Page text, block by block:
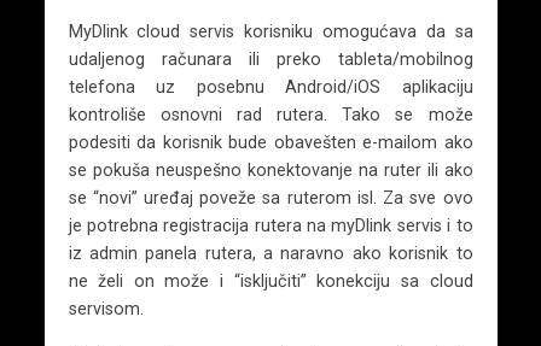
MyDlink cloud servis korisniku omogućava da sa
udaljenog računara ili preko tableta/mobilnog
telefona uz posebnu Android/iOS aplikaciju
kontroliše osnovni rad rutera. Tako se može
podesiti da korisnik bude obavešten e-mailom ako
se pokuša neuspešno konektovanje na ruter ili ako
se “novi” uređaj poveže sa ruterom isl. Za sve ovo
je potrebna registracija rutera na myDlink servis i to
iz admin panela rutera, a naravno ako korisnik to
ne želi on može i “isključiti” konekciju sa cloud
servisom.